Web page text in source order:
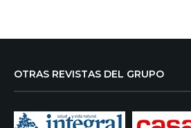
OTRAS REVISTAS DEL GRUPO